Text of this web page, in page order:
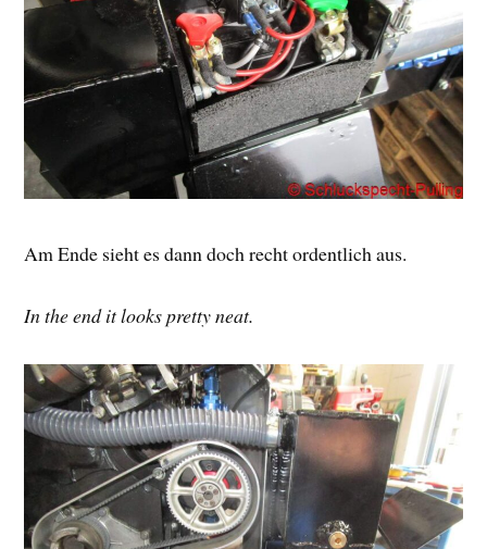
Am Ende sieht es dann doch recht ordentlich aus.
In the end it looks pretty neat.